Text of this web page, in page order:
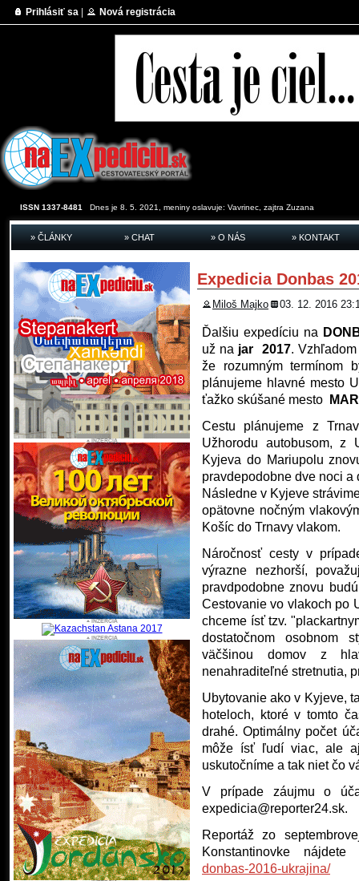
Prihlásiť sa Nová registrácia
ISSN 1337-8481 Dnes je 8. 5. 2021, meniny oslavuje: Vavrinec, zajtra Zuzana
» ČLÁNKY » CHAT » O NÁS » KONTAKT
Expedicia Donbas
Miloš Majko 03. 12. 2016
Ďalšiu expedíciu na
už na jar 2017.
že rozumným termínom
plánujeme hlavné mesto
ťažko skúšané mesto
Cestu plánujeme z
Užhorodu autobusom, z
Kyjeva do Mariupolu
pravdepodobne dve noci
Následne v Kyjeve
opätovne nočným
Košíc do Trnavy vlakom.
Náročnosť cesty v
výrazne nezhorší,
pravdpodobne znovu
Cestovanie vo vlakoch po
chceme ísť tzv.
dostatočnom osobnom
väčšinou domov z
nenahraditeľné stretnutia,
Ubytovanie ako v Kyjeve,
hoteloch, ktoré v tomto
drahé. Optimálny počet
môže ísť ľudí viac, ale
uskutočníme a tak niet čo
V prípade záujmu o
expedicia@reporter24.sk.
Reportáž zo
Konstantinovke
donbas-2016-ukrajina/